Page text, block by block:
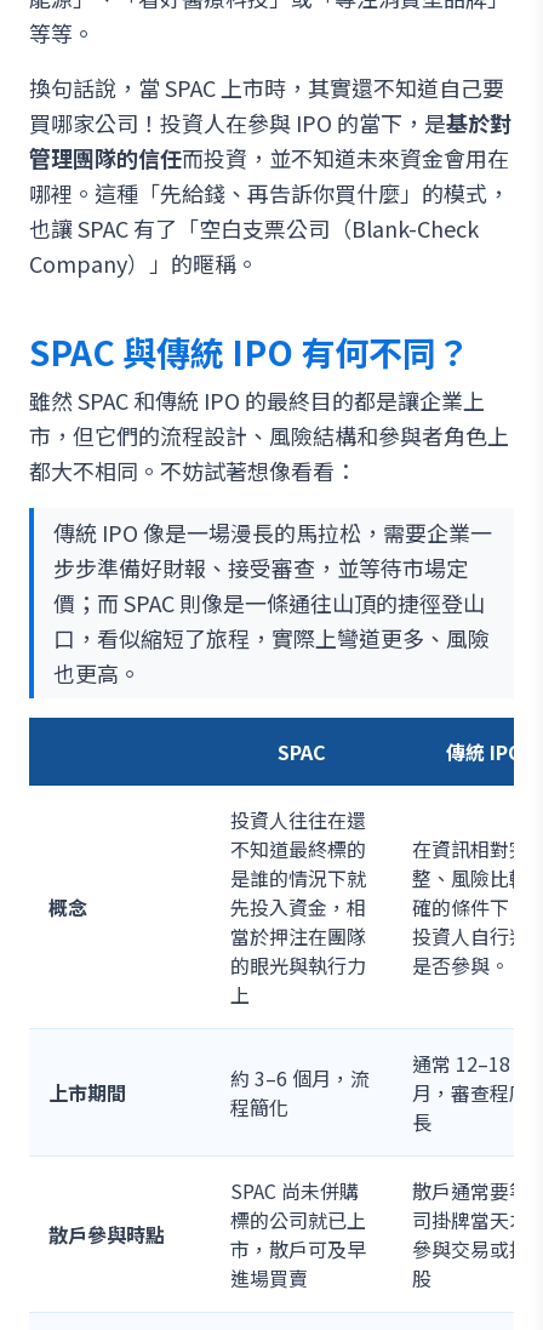
等等。
換句話說，當 SPAC 上市時，其實還不知道自己要
買哪家公司！投資人在參與 IPO 的當下，是基於對
管理團隊的信任而投資，並不知道未來資金會用在
哪裡。這種「先給錢、再告訴你買什麼」的模式，
也讓 SPAC 有了「空白支票公司（Blank-Check
Company）」的暱稱。
SPAC 與傳統 IPO 有何不同？
雖然 SPAC 和傳統 IPO 的最終目的都是讓企業上
市，但它們的流程設計、風險結構和參與者角色上
都大不相同。不妨試著想像看看：
傳統 IPO 像是一場漫長的馬拉松，需要企業一
步步準備好財報、接受審查，並等待市場定
價；而 SPAC 則像是一條通往山頂的捷徑登山
口，看似縮短了旅程，實際上彎道更多、風險
也更高。
SPAC 傳統 IPO
概念
投資人往往在還
不知道最終標的
是誰的情況下就
先投入資金，相
當於押注在團隊
的眼光與執行力
上
在資訊相對完
整、風險比較
確的條件下，
投資人自行判
是否參與。
上市期間
約 3–6 個月，流
程簡化
通常 12–18 個
月，審查程序
長
散戶參與時點
SPAC 尚未併購
標的公司就已上
市，散戶可及早
進場買賣
散戶通常要等
司掛牌當天才
參與交易或抽
股